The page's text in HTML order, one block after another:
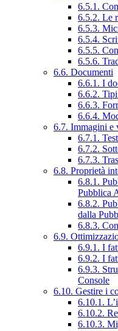
6.5.1.
6.5.2. Le
6.5.3.
6.5.4.
6.5.5.
6.5.6.
6.6. Documenti
6.6.1. I
6.6.2.
6.6.3.
6.6.4.
6.7. Immagini e
6.7.1.
6.7.2.
6.7.3.
6.8. Proprietà
6.8.1.
Pubblica
6.8.2.
dalla
6.8.3.
6.9.
6.9.1. I
6.9.2. I
6.9.3.
Console
6.10. Gestire i
6.10.1.
6.10.2.
6.10.3.